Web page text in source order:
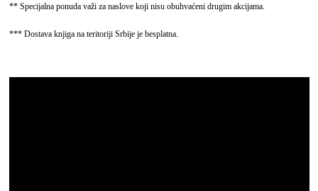
** Specijalna ponuda važi za naslove koji nisu obuhvaćeni drugim akcijama.
*** Dostava knjiga na teritoriji Srbije je besplatna.